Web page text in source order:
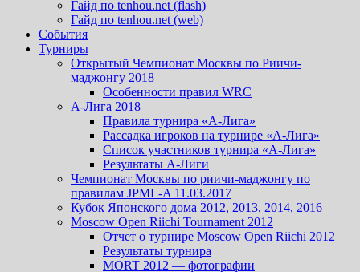
Гайд по tenhou.net (flash)
Гайд по tenhou.net (web)
События
Турниры
Открытый Чемпионат Москвы по Риичи-
маджонгу 2018
Особенности правил WRC
А-Лига 2018
Правила турнира «А-Лига»
Рассадка игроков на турнире «А-Лига»
Список участников турнира «А-Лига»
Результаты А-Лиги
Чемпионат Москвы по риичи-маджонгу по
правилам JPML-A 11.03.2017
Кубок Японского дома 2012, 2013, 2014, 2016
Moscow Open Riichi Tournament 2012
Отчет о турнире Moscow Open Riichi 2012
Результаты турнира
MORT 2012 — фотографии